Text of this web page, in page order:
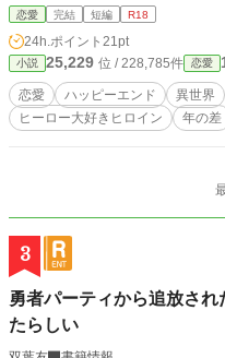
す。 表紙イラス
い。
恋愛 完結 短編 R18
24h.ポイント 21pt
小説 25,229 位 / 228,785件 恋愛
恋愛 ハッピーエンド 異世界
ヒーロー大好きヒロイン
年の差
3
勇者パーティから追放さ
たらしい